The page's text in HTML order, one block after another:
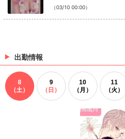
（03/10 00:00）
出勤情報
8
（土）
9
（日）
10
（月）
11
（火）